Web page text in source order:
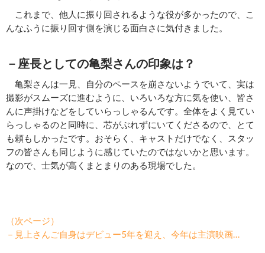
これまで、他人に振り回されるような役が多かったので、こ
んなふうに振り回す側を演じる面白さに気付きました。
－座長としての亀梨さんの印象は？
亀梨さんは一見、自分のペースを崩さないようでいて、実は
撮影がスムーズに進むように、いろいろな方に気を使い、皆さ
んに声掛けなどをしていらっしゃるんです。全体をよく見てい
らっしゃるのと同時に、芯がぶれずにいてくださるので、とて
も頼もしかったです。おそらく、キャストだけでなく、スタッ
フの皆さんも同じように感じていたのではないかと思います。
なので、士気が高くまとまりのある現場でした。
（次ページ）
－見上さんご自身はデビュー5年を迎え、今年は主演映画…